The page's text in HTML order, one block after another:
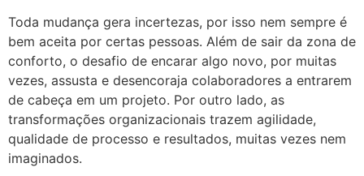
Toda mudança gera incertezas, por isso nem sempre é
bem aceita por certas pessoas. Além de sair da zona de
conforto, o desafio de encarar algo novo, por muitas
vezes, assusta e desencoraja colaboradores a entrarem
de cabeça em um projeto. Por outro lado, as
transformações organizacionais trazem agilidade,
qualidade de processo e resultados, muitas vezes nem
imaginados.